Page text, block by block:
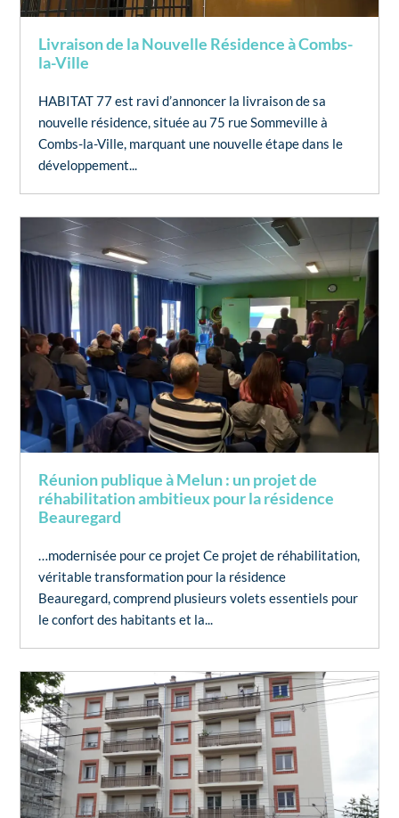
Livraison de la Nouvelle Résidence à Combs-
la-Ville
HABITAT 77 est ravi d’annoncer la livraison de sa
nouvelle résidence, située au 75 rue Sommeville à
Combs-la-Ville, marquant une nouvelle étape dans le
développement...
Réunion publique à Melun : un projet de
réhabilitation ambitieux pour la résidence
Beauregard
…modernisée pour ce projet Ce projet de réhabilitation,
véritable transformation pour la résidence
Beauregard, comprend plusieurs volets essentiels pour
le confort des habitants et la...